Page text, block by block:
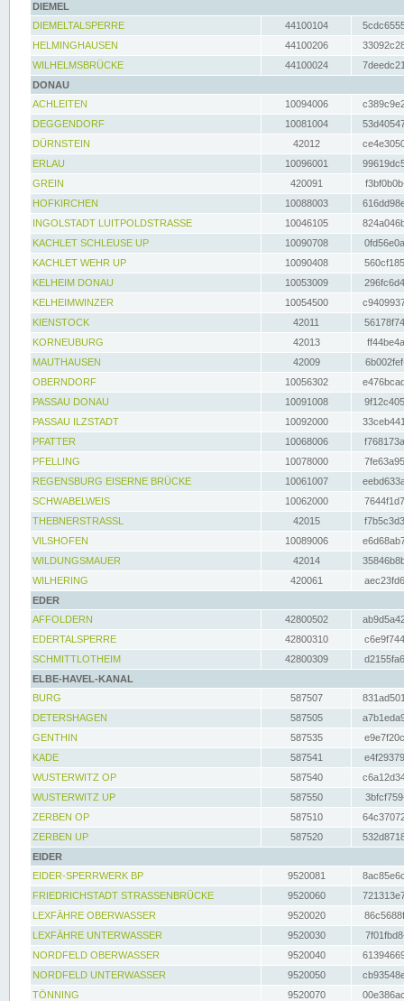
DIEMEL
DIEMELTALSPERRE
44100104
HELMINGHAUSEN
44100206
WILHELMSBRÜCKE
44100024
DONAU
ACHLEITEN
10094006
DEGGENDORF
10081004
DÜRNSTEIN
42012
ERLAU
10096001
GREIN
420091
HOFKIRCHEN
10088003
INGOLSTADT LUITPOLDSTRASSE
10046105
KACHLET SCHLEUSE UP
10090708
KACHLET WEHR UP
10090408
KELHEIM DONAU
10053009
KELHEIMWINZER
10054500
KIENSTOCK
42011
KORNEUBURG
42013
MAUTHAUSEN
42009
OBERNDORF
10056302
PASSAU DONAU
10091008
PASSAU ILZSTADT
10092000
PFATTER
10068006
PFELLING
10078000
REGENSBURG EISERNE BRÜCKE
10061007
SCHWABELWEIS
10062000
THEBNERSTRASSL
42015
VILSHOFEN
10089006
WILDUNGSMAUER
42014
WILHERING
420061
EDER
AFFOLDERN
42800502
EDERTALSPERRE
42800310
SCHMITTLOTHEIM
42800309
ELBE-HAVEL-KANAL
BURG
587507
DETERSHAGEN
587505
GENTHIN
587535
KADE
587541
WUSTERWITZ OP
587540
WUSTERWITZ UP
587550
ZERBEN OP
587510
ZERBEN UP
587520
EIDER
EIDER-SPERRWERK BP
9520081
FRIEDRICHSTADT STRASSENBRÜCKE
9520060
LEXFÄHRE OBERWASSER
9520020
LEXFÄHRE UNTERWASSER
9520030
NORDFELD OBERWASSER
9520040
NORDFELD UNTERWASSER
9520050
TÖNNING
9520070